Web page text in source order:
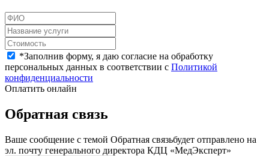
*Заполнив форму, я даю согласие на обработку
персональных данных в соответствии с Политикой
конфиденциальности
Оплатить онлайн
Обратная связь
Ваше сообщение с темой Обратная связьбудет отправлено на
эл. почту генерального директора КДЦ «МедЭксперт»